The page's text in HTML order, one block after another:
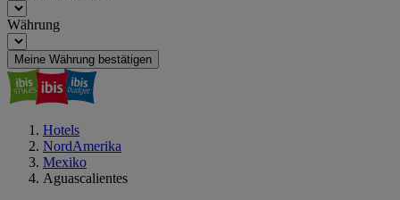
Währung
Meine Währung bestätigen
Hotels
NordAmerika
Mexiko
Aguascalientes